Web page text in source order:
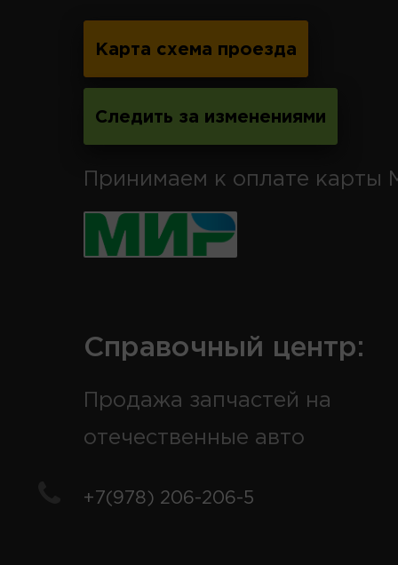
Карта схема проезда
Следить за изменениями
Принимаем к оплате карты
Справочный центр:
Продажа запчастей на
отечественные авто
+7(978) 206-206-5